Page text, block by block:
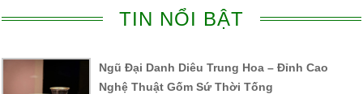
TIN NỔI BẬT
Ngũ Đại Danh Diêu Trung Hoa – Đỉnh Cao
Nghệ Thuật Gốm Sứ Thời Tống